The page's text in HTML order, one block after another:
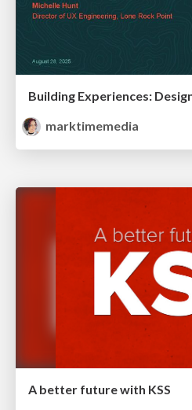
marktimemedia
A better future with KSS